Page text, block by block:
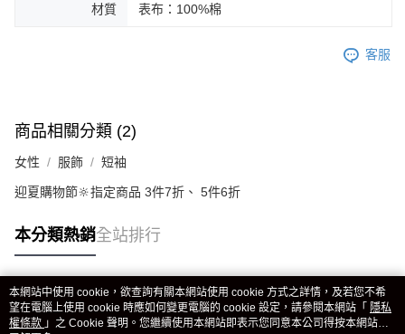
材質 表布：100%棉
客服
商品相關分類 (2)
女性 服飾 短袖
迎夏購物節🔆指定商品 3件7折、 5件6折
本分類熱銷全站排行
熱門標籤
本網站中使用 cookie，欲查詢有關本網站使用 cookie 方式之詳情，及若您不希
望在電腦上使用 cookie 時應如何變更電腦的 cookie 設定，請參閱本網站「 隱私
權條款 」之 Cookie 聲明。您繼續使用本網站即表示您同意本公司得按本網站使